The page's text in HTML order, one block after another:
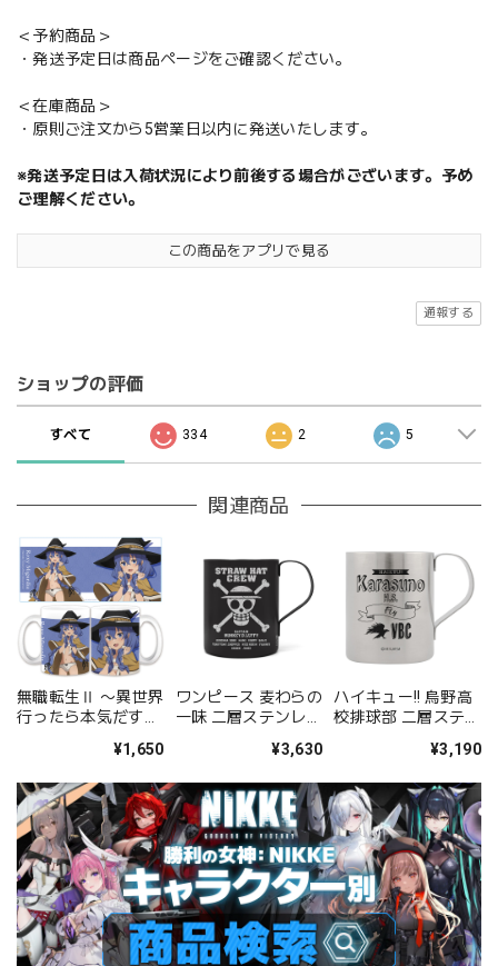
＜予約商品＞
・発送予定日は商品ページをご確認ください。
＜在庫商品＞
・原則ご注文から5営業日以内に発送いたします。
※発送予定日は入荷状況により前後する場合がございます。予め
ご理解ください。
この商品をアプリで見る
通報する
ショップの評価
すべて 334 2 5
関連商品
無職転生Ⅱ 〜異世界
行ったら本気だす〜
シー・ミグルディ
¥1,650
ワンピース 麦わらの
一味 二層ステンレス
¥3,630
ハイキュー!! 烏野高
校排球部 二層ステン
¥3,190